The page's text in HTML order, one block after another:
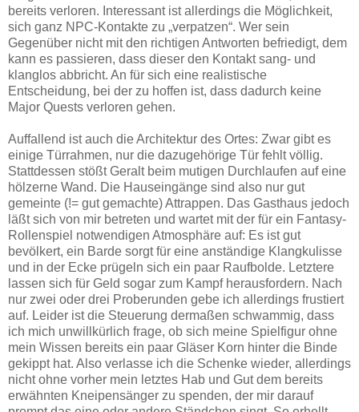
bereits verloren. Interessant ist allerdings die Möglichkeit,
sich ganz NPC-Kontakte zu „verpatzen“. Wer sein
Gegenüber nicht mit den richtigen Antworten befriedigt, dem
kann es passieren, dass dieser den Kontakt sang- und
klanglos abbricht. An für sich eine realistische
Entscheidung, bei der zu hoffen ist, dass dadurch keine
Major Quests verloren gehen.
Auffallend ist auch die Architektur des Ortes: Zwar gibt es
einige Türrahmen, nur die dazugehörige Tür fehlt völlig.
Stattdessen stößt Geralt beim mutigen Durchlaufen auf eine
hölzerne Wand. Die Hauseingänge sind also nur gut
gemeinte (!= gut gemachte) Attrappen. Das Gasthaus jedoch
läßt sich von mir betreten und wartet mit der für ein Fantasy-
Rollenspiel notwendigen Atmosphäre auf: Es ist gut
bevölkert, ein Barde sorgt für eine anständige Klangkulisse
und in der Ecke prügeln sich ein paar Raufbolde. Letztere
lassen sich für Geld sogar zum Kampf herausfordern. Nach
nur zwei oder drei Proberunden gebe ich allerdings frustiert
auf. Leider ist die Steuerung dermaßen schwammig, dass
ich mich unwillkürlich frage, ob sich meine Spielfigur ohne
mein Wissen bereits ein paar Gläser Korn hinter die Binde
gekippt hat. Also verlasse ich die Schenke wieder, allerdings
nicht ohne vorher mein letztes Hab und Gut dem bereits
erwähnten Kneipensänger zu spenden, der mir darauf